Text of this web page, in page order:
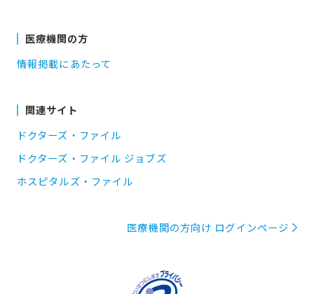
医療機関の方
情報掲載にあたって
関連サイト
ドクターズ・ファイル
ドクターズ・ファイル ジョブズ
ホスピタルズ・ファイル
医療機関の方向け ログインページ